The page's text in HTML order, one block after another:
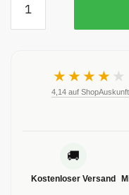
★★★★ ★
4,14 auf ShopAuskunft
🚚
Kostenloser Versand